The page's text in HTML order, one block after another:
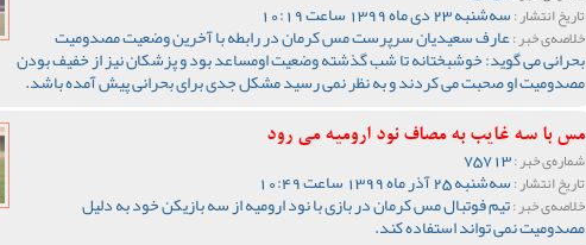
تاریخ انتشار :سه‌شنبه 23 دی ماه 1399 ساعت 10:19
خلاصه‌ی خبر :عارف سعیدیان سرپرست مس کرمان در رابطه با آخرین وضعیت مصدومیت
بحرانی می گوید: خوشبختانه تا شب گذشته وضعیت اومساعد بود و پزشکان نیز از خفیف بودن
مصدومیت او صحبت می کردند و به نظر نمی رسید مشکل جدی برای بحرانی پیش آمده باشد.
مس با سه غایب به مصاف نود ارومیه می رود
شماره‌ی خبر :75713
تاریخ انتشار :سه‌شنبه 25 آذر ماه 1399 ساعت 10:49
خلاصه‌ی خبر :تیم فوتبال مس کرمان در بازی با نود ارومیه از سه بازیکن خود به دلیل
مصدومیت نمی تواند استفاده کند.